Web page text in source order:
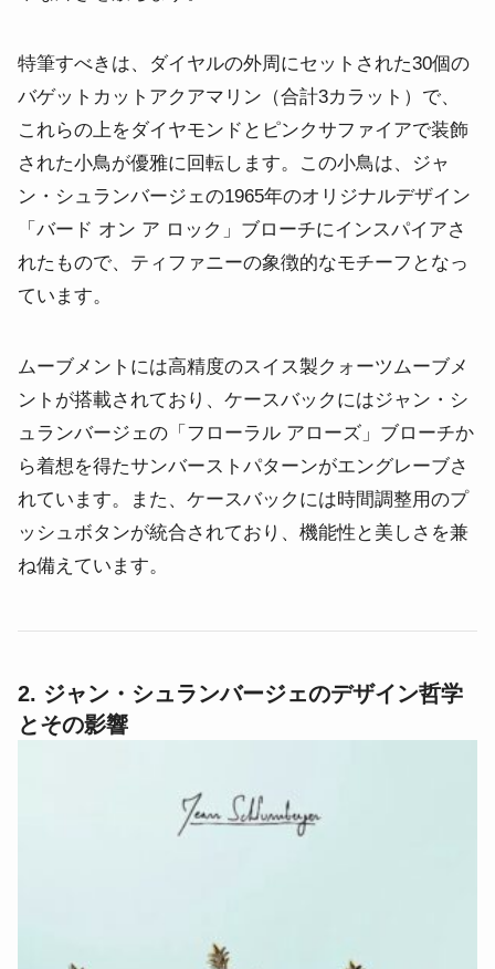
特筆すべきは、ダイヤルの外周にセットされた30個の
バゲットカットアクアマリン（合計3カラット）で、
これらの上をダイヤモンドとピンクサファイアで装飾
された小鳥が優雅に回転します。 この小鳥は、ジャ
ン・シュランバージェの1965年のオリジナルデザイン
「バード オン ア ロック」ブローチにインスパイアさ
れたもので、ティファニーの象徴的なモチーフとなっ
ています。
ムーブメントには高精度のスイス製クォーツムーブメ
ントが搭載されており、ケースバックにはジャン・シ
ュランバージェの「フローラル アローズ」ブローチか
ら着想を得たサンバーストパターンがエングレーブさ
れています。
また、ケースバックには時間調整用のプ
ッシュボタンが統合されており、機能性と美しさを兼
ね備えています。
2. ジャン・シュランバージェのデザイン哲学
とその影響